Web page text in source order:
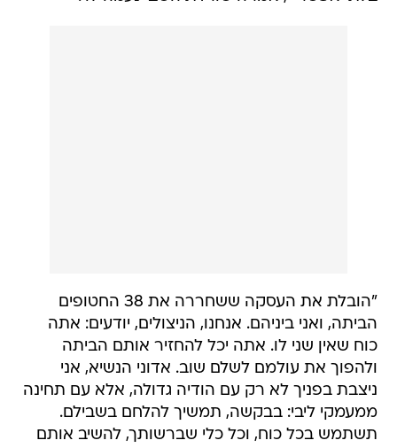
"הובלת את העסקה ששחררה את 38 החטופים
הביתה, ואני ביניהם. אנחנו, הניצולים, יודעים: אתה
כוח שאין שני לו. אתה יכל להחזיר אותם הביתה
ולהפוך את עולמם לשלם שוב. אדוני הנשיא, אני
ניצבת בפניך לא רק עם הודיה גדולה, אלא עם תחינה
ממעמקי ליבי: בבקשה, תמשיך להלחם בשבילם.
תשתמש בכל כוח, וכל כלי שברשותך, להשיב אותם